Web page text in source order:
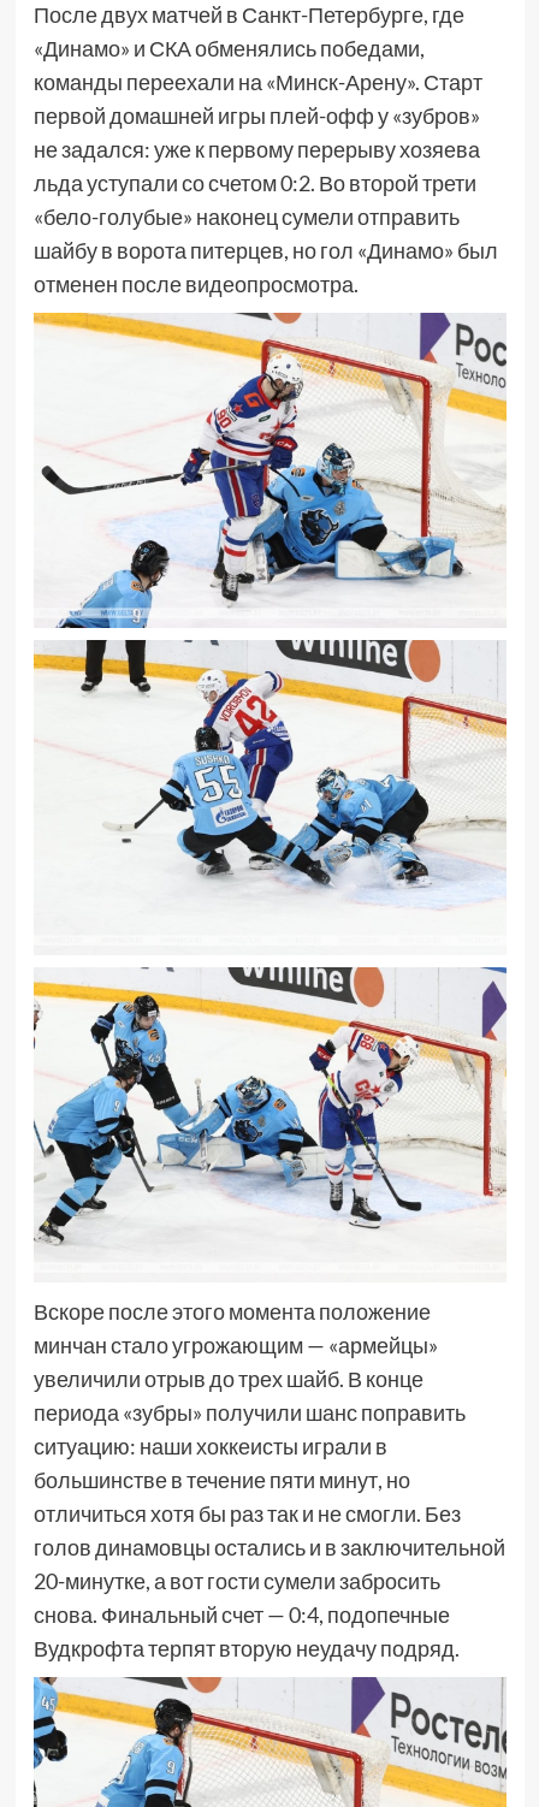
После двух матчей в Санкт-Петербурге, где
«Динамо» и СКА обменялись победами,
команды переехали на «Минск-Арену». Старт
первой домашней игры плей-офф у «зубров»
не задался: уже к первому перерыву хозяева
льда уступали со счетом 0:2. Во второй трети
«бело-голубые» наконец сумели отправить
шайбу в ворота питерцев, но гол «Динамо» был
отменен после видеопросмотра.
Вскоре после этого момента положение
минчан стало угрожающим — «армейцы»
увеличили отрыв до трех шайб. В конце
периода «зубры» получили шанс поправить
ситуацию: наши хоккеисты играли в
большинстве в течение пяти минут, но
отличиться хотя бы раз так и не смогли. Без
голов динамовцы остались и в заключительной
20-минутке, а вот гости сумели забросить
снова. Финальный счет — 0:4, подопечные
Вудкрофта терпят вторую неудачу подряд.